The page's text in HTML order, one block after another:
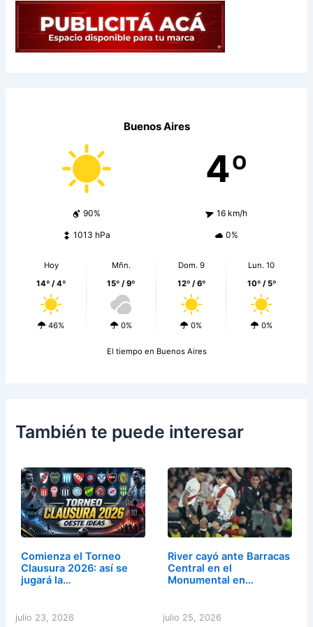
Buenos Aires
4º
90% 16 km/h
1013 hPa 0%
Hoy
14º / 4º
46%
Mñn.
15º / 9º
0%
Dom. 9
12º / 6º
0%
Lun. 10
10º / 5º
0%
El tiempo en Buenos Aires
También te puede interesar
Comienza el Torneo
Clausura 2026: así se
jugará la…
julio 23, 2026
River cayó ante Barracas
Central en el
Monumental en…
julio 25, 2026